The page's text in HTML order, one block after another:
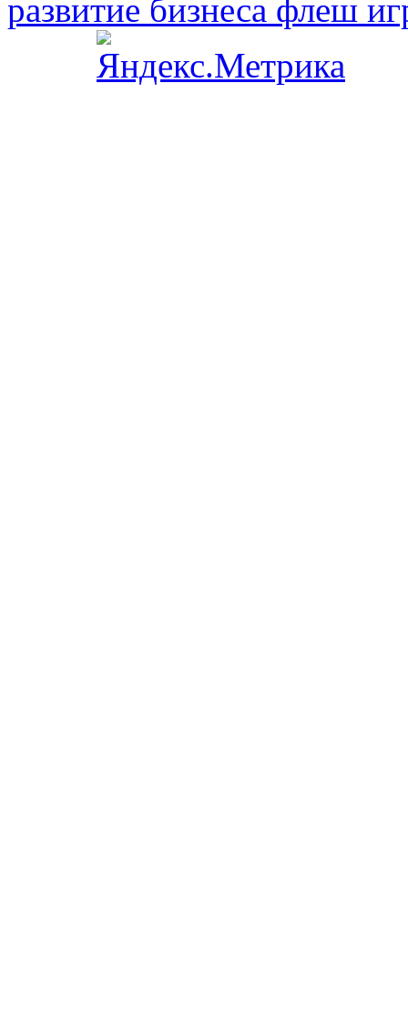
развитие бизнеса флеш